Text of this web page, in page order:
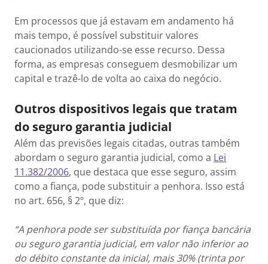
Em processos que já estavam em andamento há
mais tempo, é possível substituir valores
caucionados utilizando-se esse recurso. Dessa
forma, as empresas conseguem desmobilizar um
capital e trazê-lo de volta ao caixa do negócio.
Outros dispositivos legais que tratam
do seguro garantia judicial
Além das previsões legais citadas, outras também
abordam o seguro garantia judicial, como a Lei
11.382/2006, que destaca que esse seguro, assim
como a fiança, pode substituir a penhora. Isso está
no art. 656, § 2º, que diz:
“A penhora pode ser substituída por fiança bancária
ou seguro garantia judicial, em valor não inferior ao
do débito constante da inicial, mais 30% (trinta por